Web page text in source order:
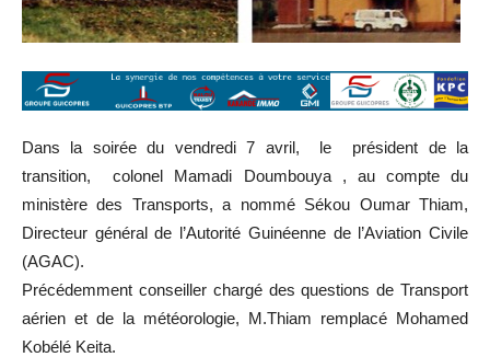
Dans la soirée du vendredi 7 avril, le président de la
transition, colonel Mamadi Doumbouya , au compte du
ministère des Transports, a nommé Sékou Oumar Thiam,
Directeur général de l’Autorité Guinéenne de l’Aviation Civile
(AGAC).
Précédemment conseiller chargé des questions de Transport
aérien et de la météorologie, M.Thiam remplacé Mohamed
Kobélé Keita.